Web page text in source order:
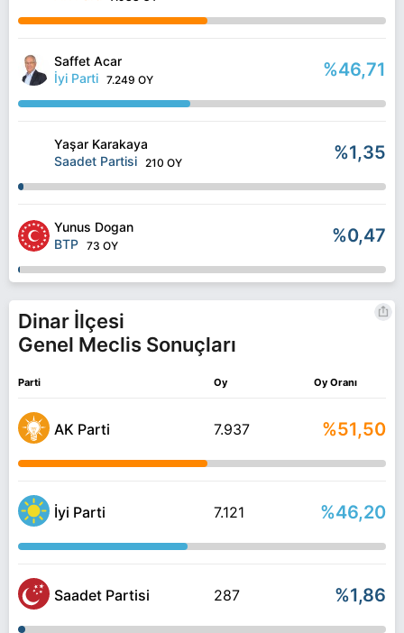
Saffet Acar
İyi Parti 7.249 OY %46,71
Yaşar Karakaya
Saadet Partisi 210 OY %1,35
Yunus Dogan
BTP 73 OY %0,47
Dinar İlçesi
Genel Meclis Sonuçları
Parti Oy Oy Oranı
AK Parti 7.937 %51,50
İyi Parti 7.121 %46,20
Saadet Partisi 287 %1,86